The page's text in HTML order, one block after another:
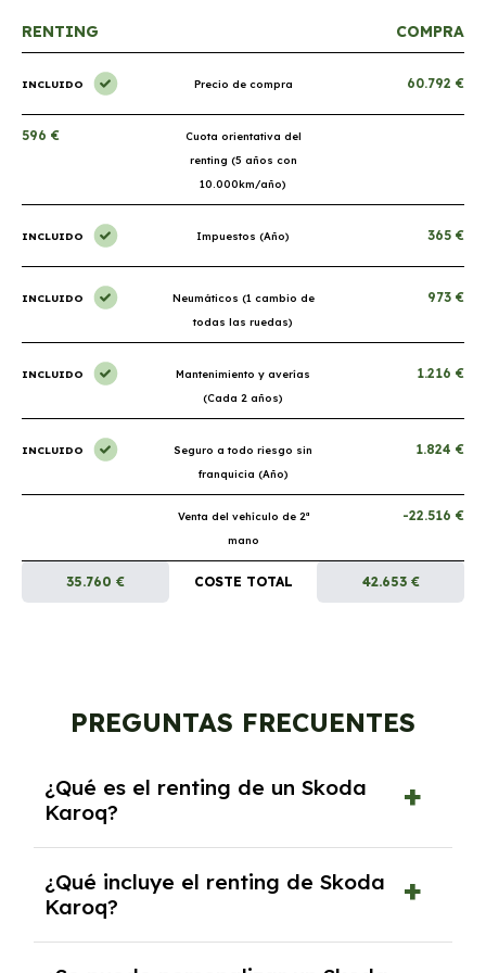
RENTING COMPRA
INCLUIDO Precio de compra 60.792 €
596 €
Cuota orientativa del
renting (5 años con
10.000km/año)
INCLUIDO Impuestos (Año) 365 €
INCLUIDO
Neumáticos (1 cambio de
todas las ruedas)
973 €
INCLUIDO
Mantenimiento y averías
(Cada 2 años)
1.216 €
INCLUIDO
Seguro a todo riesgo sin
franquicia (Año)
1.824 €
Venta del vehículo de 2ª
mano
-22.516 €
35.760 € COSTE TOTAL 42.653 €
PREGUNTAS FRECUENTES
¿Qué es el renting de un Skoda
Karoq?
de alquiler a largo plazo en el que pagas una
cuota mensual fija por el uso del coche
durante un periodo determinado,
generalmente entre 2 y 5 años.
¿Qué incluye el renting de Skoda
Karoq?